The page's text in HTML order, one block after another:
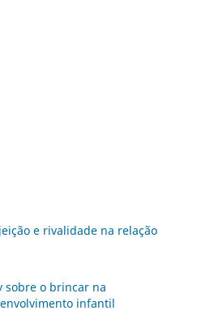
e rivalidade na relação
sobre o brincar na
infantil